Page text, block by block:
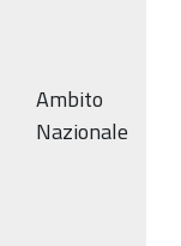
Ambito
Nazionale